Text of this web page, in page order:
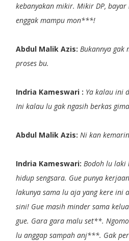
kebanyakan mikir. Mikir DP,
enggak mampu mon***!
Abdul Malik Azis: Bukannya
proses bu.
Indria Kameswari : Ya kalau ini
Ini kalau lu gak ngasih berkas
Abdul Malik Azis: Ni kan
Indria Kameswari: Bodoh lu
hidup sengsara. Gue punya
lakunya sama lu aja yang kere ini
sini! Gue masih minder sama
gue. Gara gara malu set**.
lu anggap sampah anj***. Gak